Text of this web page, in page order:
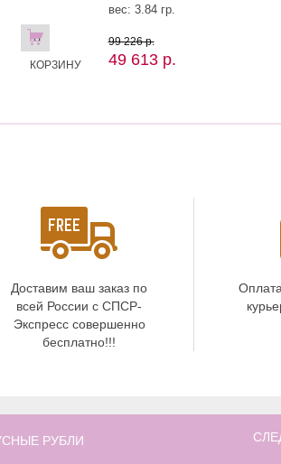
В
КОРЗИНУ
вес: 3.84 гр.
99 226 р.
49 613 р.
Доставим ваш заказ по
всей России с СПСР-
Экспресс совершенно
бесплатно!!!
РУБЛИ